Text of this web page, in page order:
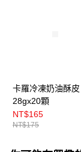
卡羅冷凍奶油酥皮
28gx20顆
NT$165
NT$175